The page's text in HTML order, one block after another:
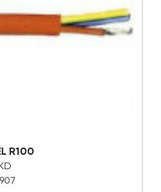
R100